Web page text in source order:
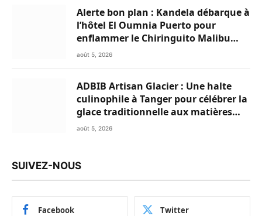
Alerte bon plan : Kandela débarque à
l’hôtel El Oumnia Puerto pour
enflammer le Chiringuito Malibu
Club
août 5, 2026
ADBIB Artisan Glacier : Une halte
culinophile à Tanger pour célébrer la
glace traditionnelle aux matières
premières de choix
août 5, 2026
SUIVEZ-NOUS
Facebook Twitter